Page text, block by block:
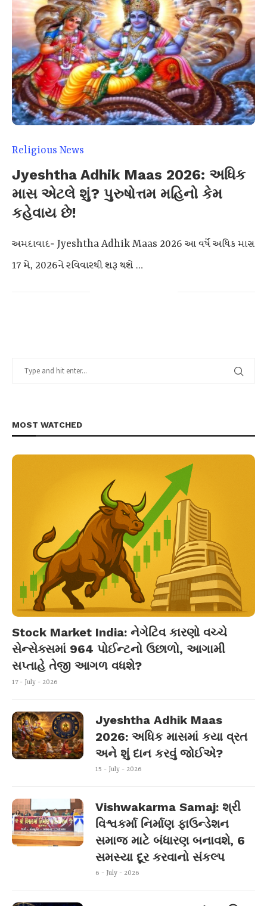
Religious News
Jyeshtha Adhik Maas 2026: અધિક
માસ એટલે શું? પુરુષોત્તમ મહિનો કેમ
કહેવાય છે!
અમદાવાદ- Jyeshtha Adhik Maas 2026 આ વર્ષે અધિક માસ
17 મે, 2026ને રવિવારથી શરૂ થશે …
MOST WATCHED
Stock Market India: નેગેટિવ કારણો વચ્ચે
સેન્સેક્સમાં 964 પોઈન્ટનો ઉછાળો, આગામી
સપ્તાહે તેજી આગળ વધશે?
17 - July - 2026
Jyeshtha Adhik Maas
2026: અધિક માસમાં કયા વ્રત
અને શું દાન કરવું જોઈએ?
15 - July - 2026
Vishwakarma Samaj: શ્રી
વિશ્વકર્મા નિર્માણ ફાઉન્ડેશન
સમાજ માટે બંધારણ બનાવશે, 6
સમસ્યા દૂર કરવાનો સંકલ્પ
6 - July - 2026